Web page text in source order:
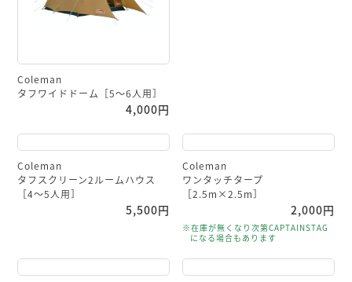
Coleman
タフワイドドーム［5〜6人用］
4,000円
Coleman
タフスクリーン2ルームハウス
［4〜5人用］
5,500円
Coleman
ワンタッチタープ
［2.5m×2.5m］
2,000円
※在庫が無くなり次第CAPTAINSTAG
になる場合もあります